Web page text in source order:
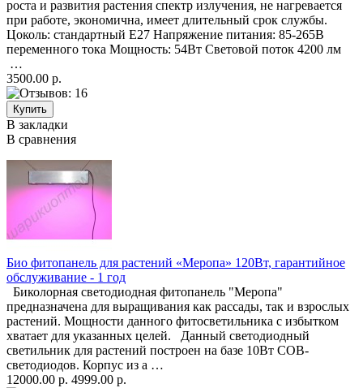
роста и развития растения спектр излучения, не нагревается
при работе, экономична, имеет длительный срок службы.
Цоколь: стандартный Е27 Напряжение питания: 85-265В
переменного тока Мощность: 54Вт Световой поток 4200 лм
…
3500.00 р.
В закладки
В сравнения
Био фитопанель для растений «Меропа» 120Вт, гарантийное
обслуживание - 1 год
Биколорная светодиодная фитопанель "Меропа"
предназначена для выращивания как рассады, так и взрослых
растений. Мощности данного фитосветильника с избытком
хватает для указанных целей. Данный светодиодный
светильник для растений построен на базе 10Вт COB-
светодиодов. Корпус из а …
12000.00 р. 4999.00 р.